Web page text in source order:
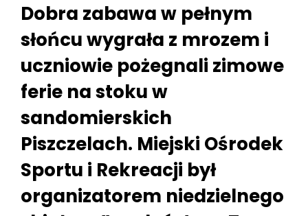
Dobra zabawa w pełnym
słońcu wygrała z mrozem i
uczniowie pożegnali zimowe
ferie na stoku w
sandomierskich
Piszczelach. Miejski Ośrodek
Sportu i Rekreacji był
organizatorem niedzielnego